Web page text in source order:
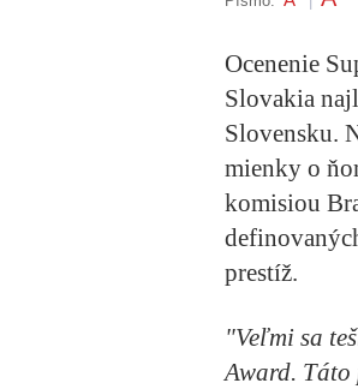
Ocenenie
Slovakia
Slovensku.
mienky o
komisiou
prestíž.
"Veľmi sa
Award. Táto